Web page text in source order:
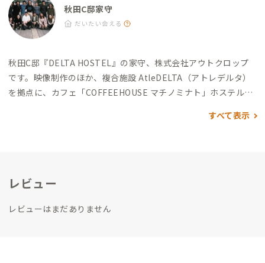
秋田C邸家守
だいたい会える
秋田C邸『DELTA HOSTEL』の家守、株式会社アウトクロップ
です。 映像制作のほか、 複合施設 AtleDELTA（アトレデルタ）
を拠点に、 カフェ「COFFEEHOUSE マチノミナト」 ホステル
の運営をしていま
ることで、新しい流れを生み出したい。
ドキュメンタリー映画『沼山からの贈りもの』の制作をきっか
すべて表示
レビュー
レビューはまだありません